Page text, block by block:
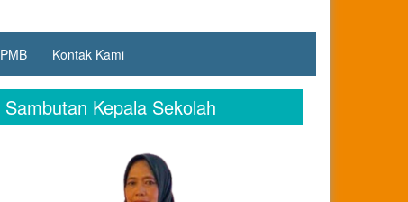
PMB Kontak Kami
Sambutan Kepala Sekolah